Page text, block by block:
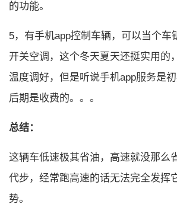
的功能。
5，有手机app控制车辆，可以当个车
开关空调，这个冬天夏天还挺实用的
温度调好，但是听说手机app服务是
后期是收费的。。。
总结：
这辆车低速极其省油，高速就没那么
代步，经常跑高速的话无法完全发挥
势。